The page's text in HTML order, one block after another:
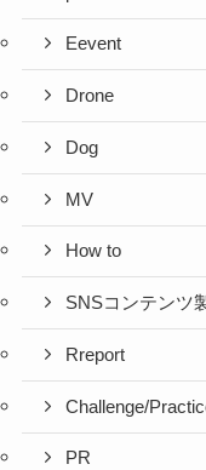
Eevent
Drone
Dog
MV
How to
SNSコンテンツ
Rreport
Challenge/
PR